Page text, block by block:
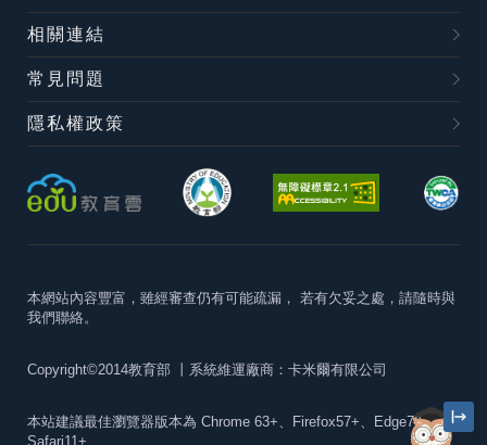
相關連結
常見問題
隱私權政策
本網站內容豐富，雖經審查仍有可能疏漏， 若有欠妥之處，請隨時與
我們聯絡。
Copyright©2014教育部 丨系統維運廠商：卡米爾有限公司
本站建議最佳瀏覽器版本為 Chrome 63+、Firefox57+、Edge79+及
Safari11+